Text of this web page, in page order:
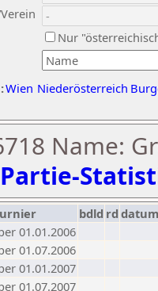
Nur
Wien Niederösterreich
Name:
bdld rd datum
01.01.2006
01.07.2006
01.01.2007
01.07.2007